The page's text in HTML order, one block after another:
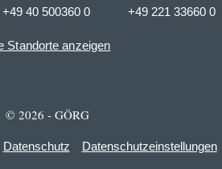
+49 40 500360 0 +49 221 33660 0
Standorte anzeigen
© 2026 - GÖRG
Datenschutz Datenschutzeinstellungen